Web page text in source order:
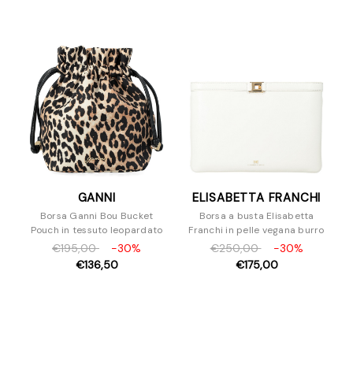
GANNI
Borsa Ganni Bou Bucket
Pouch in tessuto leopardato
€195,00
-30%
€136,50
ELISABETTA FRANCHI
Borsa a busta Elisabetta
Franchi in pelle vegana burro
€250,00
-30%
€175,00